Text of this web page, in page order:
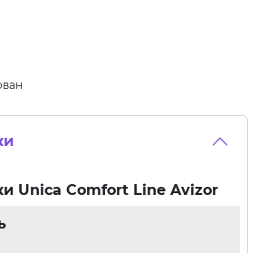
Unica Comfort Line Avizor